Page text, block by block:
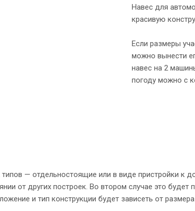
Навес для
красивую
Если размеры
можно вынести
навес на 2
погоду можно с
— отдельностоящие или в виде пристройки к
от других построек. Во втором случае это будет
и тип конструкции будет зависеть от